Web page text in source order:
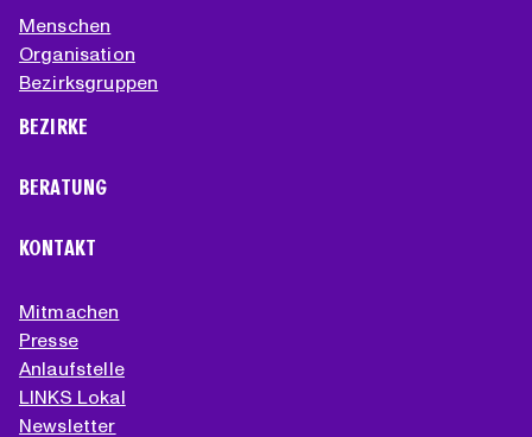
Menschen
Organisation
Bezirksgruppen
BEZIRKE
BERATUNG
KONTAKT
Mitmachen
Presse
Anlaufstelle
LINKS Lokal
Newsletter